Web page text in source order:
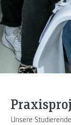
Unsere